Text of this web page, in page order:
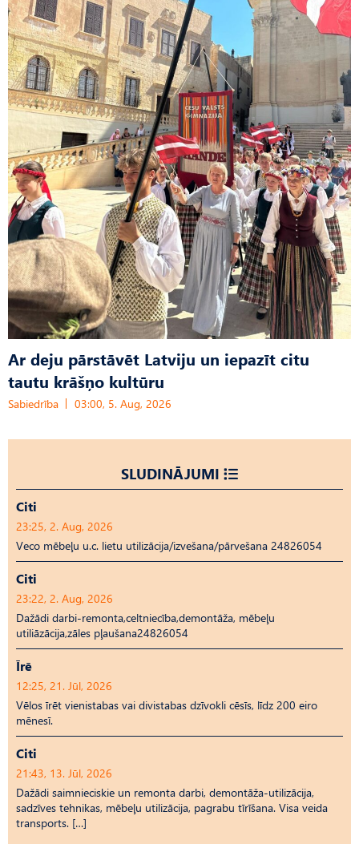
Ar deju pārstāvēt Latviju un iepazīt citu
tautu krāšņo kultūru
Sabiedrība 03:00, 5. Aug, 2026
SLUDINĀJUMI
Citi
23:25, 2. Aug, 2026
Veco mēbeļu u.c. lietu utilizācija/izvešana/pārvešana 24826054
Citi
23:22, 2. Aug, 2026
Dažādi darbi-remonta,celtniecība,demontāža, mēbeļu
utiliāzācija,zāles pļaušana24826054
Īrē
12:25, 21. Jūl, 2026
Vēlos īrēt vienistabas vai divistabas dzīvokli cēsīs, līdz 200 eiro
mēnesī.
Citi
21:43, 13. Jūl, 2026
Dažādi saimnieciskie un remonta darbi, demontāža-utilizācija,
sadzīves tehnikas, mēbeļu utilizācija, pagrabu tīrīšana. Visa veida
transports. […]